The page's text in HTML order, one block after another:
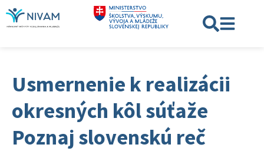
Usmernenie k realizácii
okresných kôl súťaže
Poznaj slovenskú reč